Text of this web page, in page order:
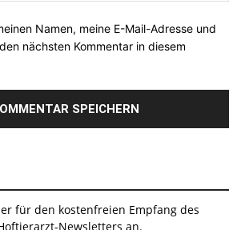
Namen, meine E-Mail-Adresse und
nächsten Kommentar in diesem
für den kostenfreien Empfang des
Newsletters an.